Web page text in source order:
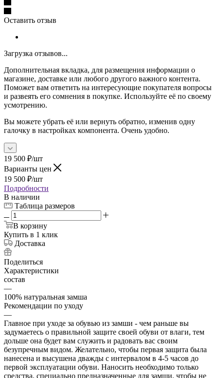
Оставить отзыв
Загрузка отзывов...
Дополнительная вкладка, для размещения информации о
магазине, доставке или любого другого важного контента.
Поможет вам ответить на интересующие покупателя вопросы
и развеять его сомнения в покупке. Используйте её по своему
усмотрению.
Вы можете убрать её или вернуть обратно, изменив одну
галочку в настройках компонента. Очень удобно.
19 500 ₽/шт
Варианты цен
19 500 ₽/шт
Подробности
В наличии
Таблица размеров
В корзину
Купить в 1 клик
Доставка
Поделиться
Характеристики
состав
—
100% натуральная замша
Рекомендации по уходу
—
Главное при уходе за обувью из замши - чем раньше вы
задумаетесь о правильной защите своей обуви от влаги, тем
дольше она будет вам служить и радовать вас своим
безупречным видом. Желательно, чтобы первая защита была
нанесена и высушена дважды с интервалом в 4-5 часов до
первой эксплуатации обуви. Наносить необходимо только
средства, специально предназначенные для замши, чтобы не